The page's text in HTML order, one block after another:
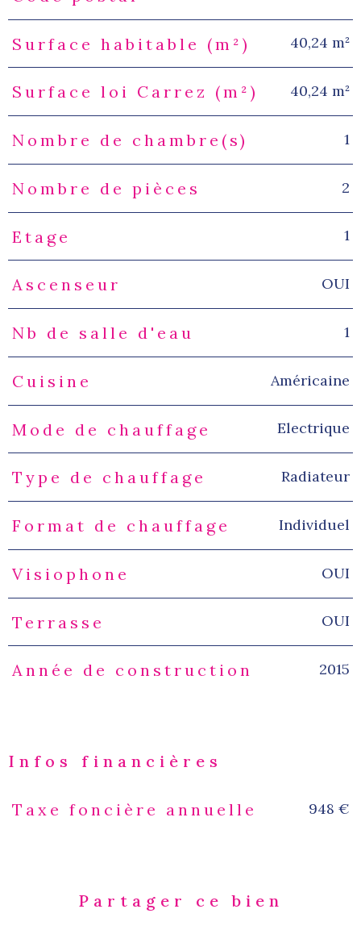
Surface habitable (m²) 40,24 m²
Surface loi Carrez (m²) 40,24 m²
Nombre de chambre(s) 1
Nombre de pièces 2
Etage 1
Ascenseur OUI
Nb de salle d'eau 1
Cuisine Américaine
Mode de chauffage Electrique
Type de chauffage Radiateur
Format de chauffage Individuel
Visiophone OUI
Terrasse OUI
Année de construction 2015
Infos financières
Caractéristiques Valeurs
Taxe foncière annuelle 948 €
Partager ce bien